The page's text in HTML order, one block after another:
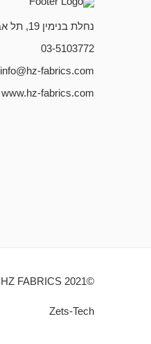
נחלת בנימין 19, תל אביב
03-5103772
info@hz-fabrics.com
www.hz-fabrics.com
Zets-Tech